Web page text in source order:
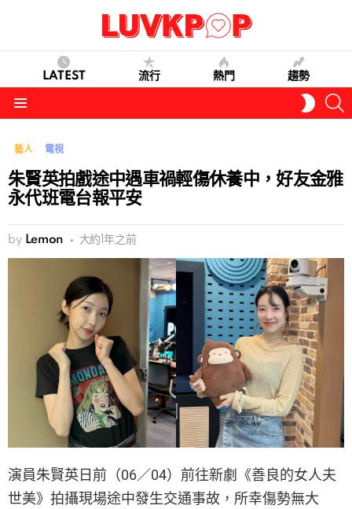
LATEST 流行 熱門 趨勢
SKIN
藝人 電視
朱賢英拍戲途中遇車禍輕傷休養中，好友金雅
永代班電台報平安
by Lemon 大約1年之前
演員朱賢英日前（06／04）前往新劇《善良的女人夫
世美》拍攝現場途中發生交通事故，所幸傷勢無大